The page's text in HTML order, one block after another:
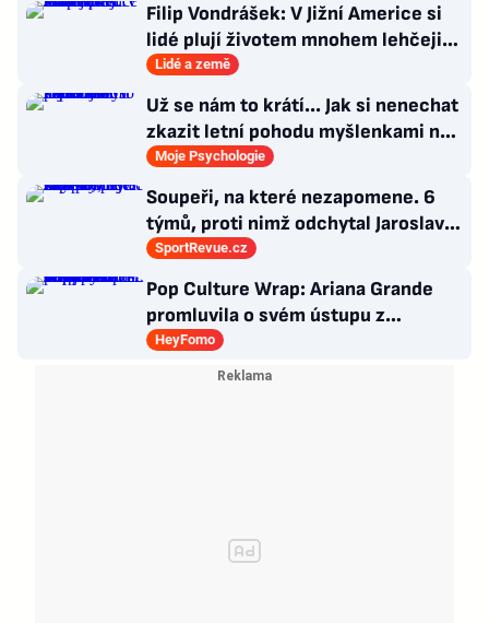
Filip Vondrášek: V Jižní Americe si
lidé plují životem mnohem lehčeji,
věci tolik neřeší
Lidé a země
Už se nám to krátí... Jak si nenechat
zkazit letní pohodu myšlenkami na
zářijový zápřah?
Moje Psychologie
Soupeři, na které nezapomene. 6
týmů, proti nimž odchytal Jaroslav
Drobný nejvíc zápasů v kariéře
SportRevue.cz
Pop Culture Wrap: Ariana Grande
promluvila o svém ústupu z
veřejného života a Sophia z
KATSEYE si dává pauzu od skupiny
HeyFomo